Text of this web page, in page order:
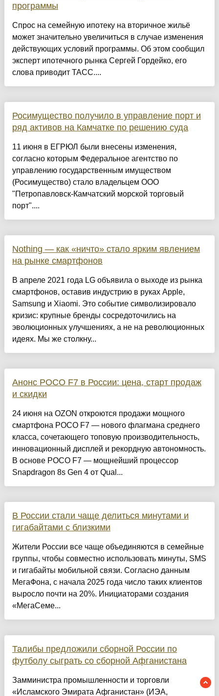
программы
Спрос на семейную ипотеку на вторичное жильё
может значительно увеличиться в случае изменения
действующих условий программы. Об этом сообщил
эксперт ипотечного рынка Сергей Гордейко, его
слова приводит ТАСС....
Росимущество получило в управление порт и
ряд активов на Камчатке по решению суда
11 июня в ЕГРЮЛ были внесены изменения,
согласно которым Федеральное агентство по
управлению государственным имуществом
(Росимущество) стало владельцем ООО
"Петропавловск-Камчатский морской торговый
порт"....
Nothing — как «ничто» стало ярким явлением
на рынке смартфонов
В апреле 2021 года LG объявила о выходе из рынка
смартфонов, оставив индустрию в руках Apple,
Samsung и Xiaomi. Это событие символизировало
кризис: крупные бренды сосредоточились на
эволюционных улучшениях, а не на революционных
идеях. Мы же столкну...
Анонс POCO F7 в России: цена, старт продаж
и скидки
24 июня на OZON откроются продажи мощного
смартфона POCO F7 — нового флагмана среднего
класса, сочетающего топовую производительность,
инновационный дисплей и рекордную автономность.
В основе POCO F7 — мощнейший процессор
Snapdragon 8s Gen 4 от Qual...
В России стали чаще делиться минутами и
гигабайтами с близкими
Жители России все чаще объединяются в семейные
группы, чтобы совместно использовать минуты, SMS
и гигабайты мобильной связи. Согласно данным
МегаФона, с начала 2025 года число таких клиентов
выросло почти на 20%. Инициаторами создания
«МегаСеме...
Талибы предложили сборной России по
футболу сыграть со сборной Афганистана
Замминистра промышленности и торговли
«Исламского Эмирата Афганистан» (ИЭА,